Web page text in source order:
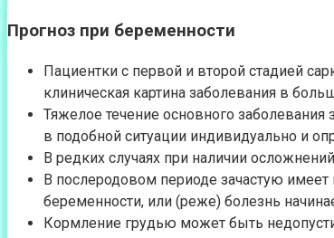
Прогноз при беременности
Пациентки с первой и второй стадией
клиническая картина заболевания в
Тяжелое течение основного
в подобной ситуации индивидуально и
В редких случаях при наличии
В послеродовом периоде зачастую имеет
беременности, или (реже) болезнь
Кормление грудью может быть